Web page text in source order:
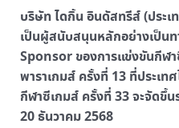
บริษัท ไดกิ้น อินดัสทรีส์ (ประเ
เป็นผู้สนับสนุนหลักอย่างเป็นท
Sponsor ของการแข่งขันกีฬ
พาราเกมส์ ครั้งที่ 13 ที่ประเท
กีฬาซีเกมส์ ครั้งที่ 33 จะจัดขึ้น
20 ธันวาคม 2568